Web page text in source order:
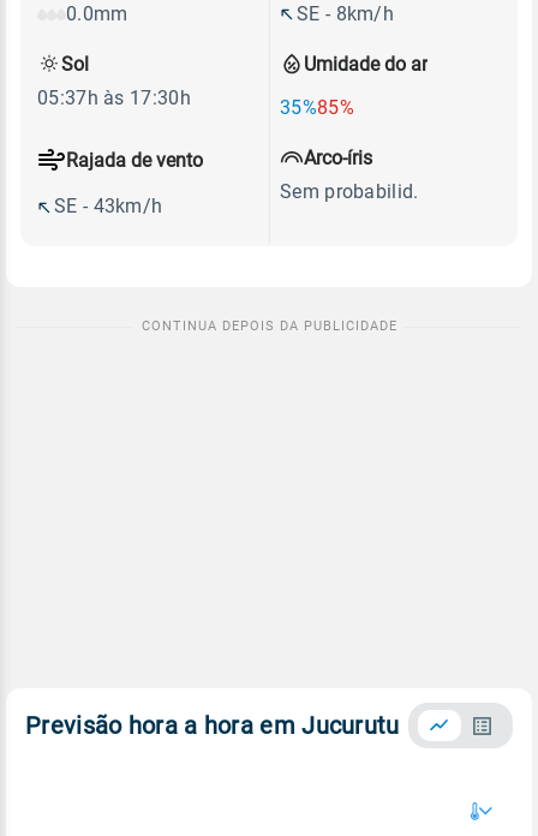
0.0mm
Umidade do ar
35%85%
SE - 8km/h
Rajada de vento
SE - 43km/h
Sol
05:37h às 17:30h
Arco-íris
Sem probabilid.
Previsão hora a hora em Jucurutu